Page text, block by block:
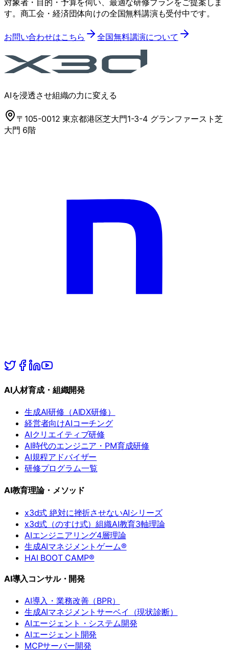
対象者・目的・予算を伺い、最適な研修プランをご提案しま
す。商工会・経済団体向けの全国無料講演も受付中です。
お問い合わせはこちら 全国無料講演について
AIを浸透させ組織の力に変える
〒105-0012 東京都港区芝大門1-3-4 グランファースト芝
大門 6階
AI人材育成・組織開発
生成AI研修（AIDX研修）
経営者向けAIコーチング
AIクリエイティブ研修
AI時代のエンジニア・PM育成研修
AI規程アドバイザー
研修プログラム一覧
AI教育理論・メソッド
x3d式 絶対に挫折させないAIシリーズ
x3d式（のすけ式）組織AI教育3軸理論
AIエンジニアリング4層理論
生成AIマネジメントゲーム®
HAI BOOT CAMP®
AI導入コンサル・開発
AI導入・業務改善（BPR）
生成AIマネジメントサーベイ（現状診断）
AIエージェント・システム開発
AIエージェント開発
MCPサーバー開発